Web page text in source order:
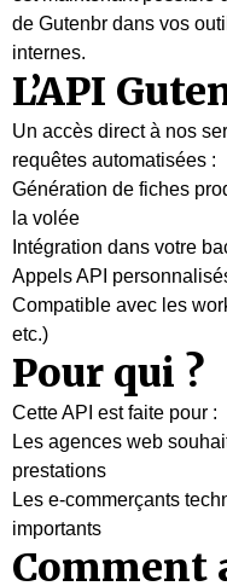
de Gutenbr dans vos
internes.
L’API
Un accès direct à nos
requêtes automatisées :
Génération de fiches
la volée
Intégration dans votre
Appels API
Compatible avec les
etc.)
Pour qui ?
Cette API est faite pour :
Les agences web
prestations
Les e-commerçants
importants
Comment